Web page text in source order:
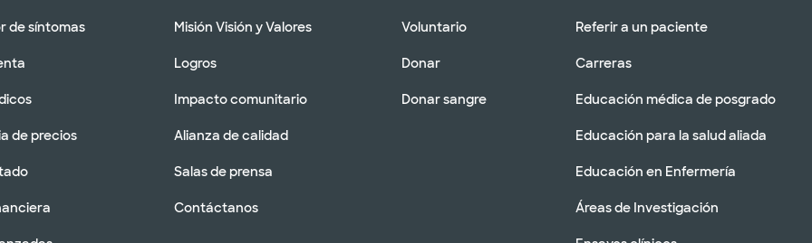
de síntomas
de precios
Misión Visión y Valores
Logros
Impacto comunitario
Alianza de calidad
Salas de prensa
Contáctanos
Voluntario
Donar
Donar sangre
Referir a un paciente
Carreras
Educación médica de posgrado
Educación para la salud aliada
Educación en Enfermería
Áreas de Investigación